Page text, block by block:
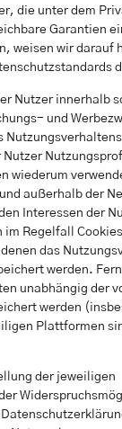
die unter dem
Garantien
weisen wir darauf
Nutzer innerhalb
und
Nutzer
wiederum
außerhalb der
Interessen der
im Regelfall
das
werden.
unabhängig der
werden
Plattformen
der jeweiligen